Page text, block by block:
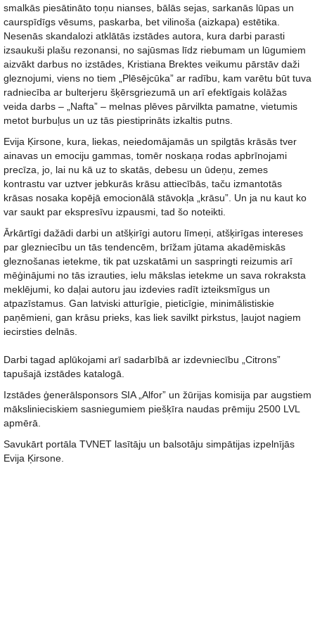
smalkās piesātināto toņu nianses, bālās sejas, sarkanās lūpas un
caurspīdīgs vēsums, paskarba, bet vilinoša (aizkapa) estētika.
Nesenās skandalozi atklātās izstādes autora, kura darbi parasti
izsaukuši plašu rezonansi, no sajūsmas līdz riebumam un lūgumiem
aizvākt darbus no izstādes, Kristiana Brektes veikumu pārstāv daži
gleznojumi, viens no tiem „Plēsējcūka” ar radību, kam varētu būt tuva
radniecība ar bulterjeru šķērsgriezumā un arī efektīgais kolāžas
veida darbs – „Nafta” – melnas plēves pārvilkta pamatne, vietumis
metot burbuļus un uz tās piestiprināts izkaltis putns.
Evija Ķirsone, kura, liekas, neiedomājamās un spilgtās krāsās tver
ainavas un emociju gammas, tomēr noskaņa rodas apbrīnojami
precīza, jo, lai nu kā uz to skatās, debesu un ūdeņu, zemes
kontrastu var uztver jebkurās krāsu attiecībās, taču izmantotās
krāsas nosaka kopējā emocionālā stāvokļa „krāsu”. Un ja nu kaut ko
var saukt par ekspresīvu izpausmi, tad šo noteikti.
Ārkārtīgi dažādi darbi un atšķirīgi autoru līmeņi, atšķirīgas intereses
par glezniecību un tās tendencēm, brīžam jūtama akadēmiskās
gleznošanas ietekme, tik pat uzskatāmi un saspringti reizumis arī
mēģinājumi no tās izrauties, ielu mākslas ietekme un sava rokraksta
meklējumi, ko daļai autoru jau izdevies radīt izteiksmīgus un
atpazīstamus. Gan latviski atturīgie, pieticīgie, minimālistiskie
paņēmieni, gan krāsu prieks, kas liek savilkt pirkstus, ļaujot nagiem
iecirsties delnās.
Darbi tagad aplūkojami arī sadarbībā ar izdevniecību „Citrons”
tapušajā izstādes katalogā.
Izstādes ģenerālsponsors SIA „Alfor” un žūrijas komisija par augstiem
mākslinieciskiem sasniegumiem piešķīra naudas prēmiju 2500 LVL
apmērā.
Savukārt portāla TVNET lasītāju un balsotāju simpātijas izpelnījās
Evija Ķirsone.